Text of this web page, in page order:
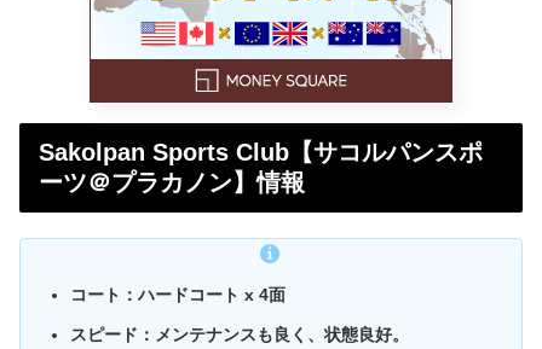
Sakolpan Sports Club【サコルパンスポ
ーツ＠プラカノン】情報
コート：ハードコート x 4面
スピード：メンテナンスも良く、状態良好。